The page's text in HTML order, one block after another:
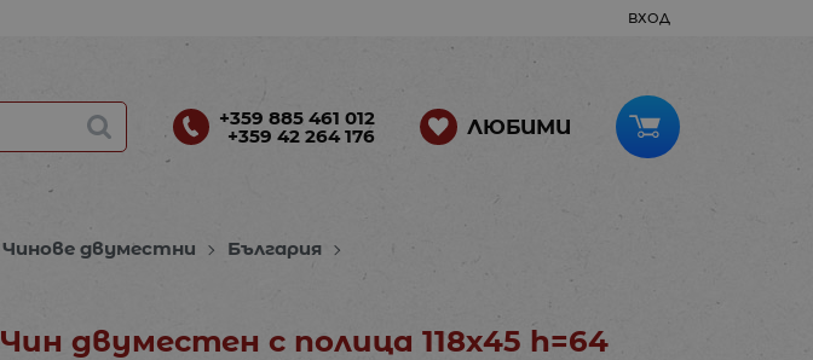
ВХОД
+359 885 461 012
+359 42 264 176 ЛЮБИМИ
Чинове двуместни
България
Чин двуместен с полица 118х45 h=64